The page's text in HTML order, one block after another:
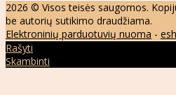
2026 © Visos teisės saugomos.
be autorių sutikimo draudžiama.
Elektroninių parduotuvių nuoma -
Rašyti
Skambinti